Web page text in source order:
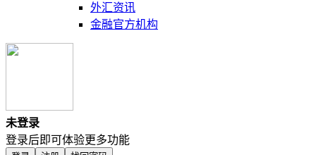
外汇资讯
金融官方机构
未登录
登录后即可体验更多功能